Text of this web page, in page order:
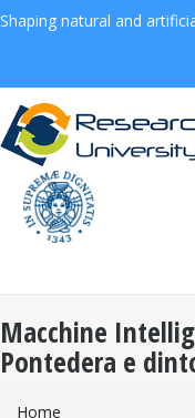
Shaping natural and
Macchine
Pontedera e
You Are Here
Home